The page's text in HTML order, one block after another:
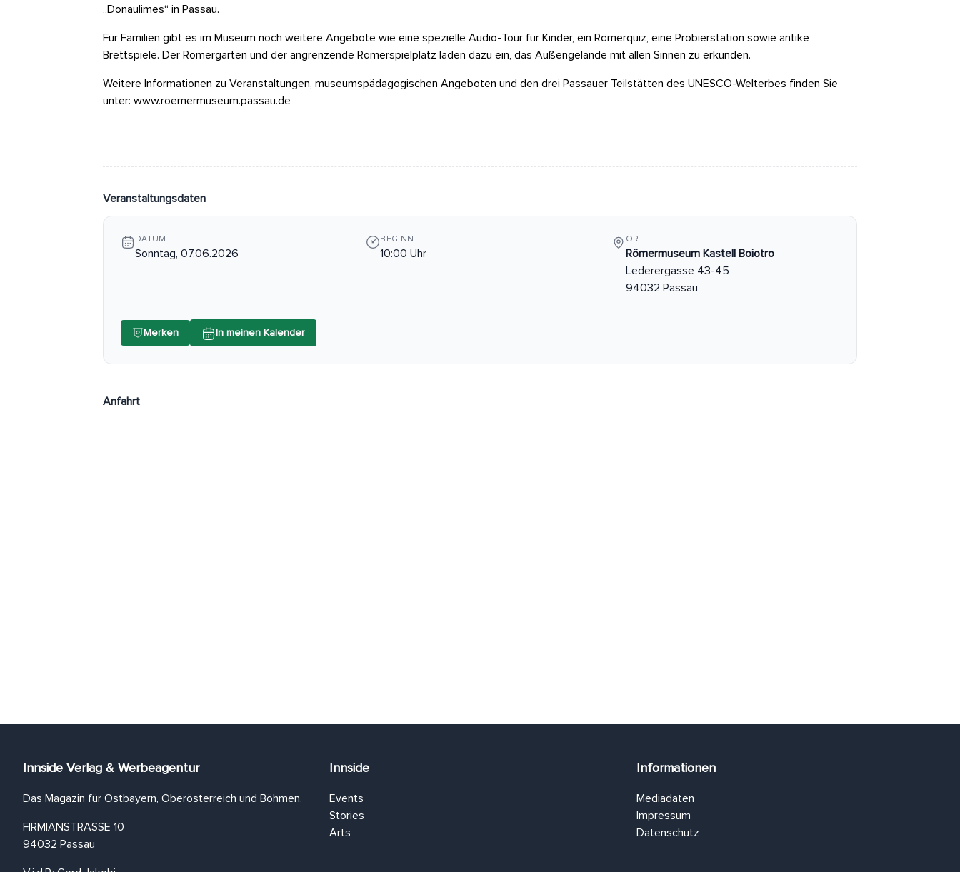
„Donaulimes“ in Passau.
Für Familien gibt es im Museum noch weitere Angebote wie eine spezielle Audio-Tour für Kinder, ein Römerquiz, eine Probierstation sowie antike
Brettspiele. Der Römergarten und der angrenzende Römerspielplatz laden dazu ein, das Außengelände mit allen Sinnen zu erkunden.
Weitere Informationen zu Veranstaltungen, museumspädagogischen Angeboten und den drei Passauer Teilstätten des UNESCO-Welterbes finden Sie
unter: www.roemermuseum.passau.de
Veranstaltungsdaten
DATUM
Sonntag, 07.06.2026
BEGINN
10:00 Uhr
ORT
Römermuseum Kastell Boiotro
Lederergasse 43-45
94032 Passau
Merken In meinen Kalender
Anfahrt
Innside Verlag & Werbeagentur
Das Magazin für Ostbayern, Oberösterreich und Böhmen.
FIRMIANSTRASSE 10
94032 Passau
Innside
Events
Stories
Arts
Informationen
Mediadaten
Impressum
Datenschutz